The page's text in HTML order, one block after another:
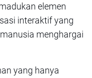
elemen
interaktif yang
menghargai
yang hanya